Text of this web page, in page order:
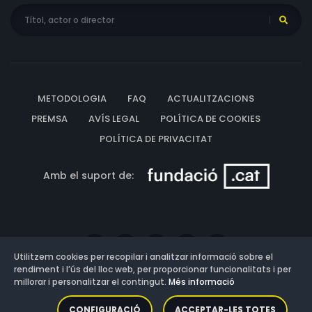
METODOLOGIA FAQ
ACTUALITZACIONS
PREMSA
AVÍS LEGAL
POLÍTICA DE COOKIES
POLÍTICA DE PRIVACITAT
Amb el suport de:
Versió: 3.13.0.202607011342
Utilitzem cookies per recopilar i analitzar informació sobre el
rendiment i l’ús del lloc web, per proporcionar funcionalitats i per
millorar i personalitzar el contingut. Més informació
CONFIGURACIÓ ACCEPTAR-LES TOTES